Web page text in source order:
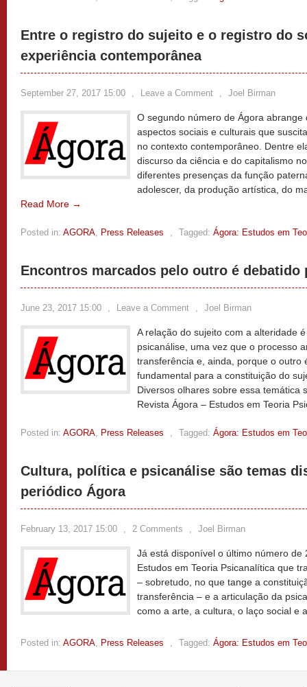
Entre o registro do sujeito e o registro do
experiência contemporânea
September 27, 2017 15:00 , Leave a Comment , Joel Birman
O segundo número de Ágora
aspectos sociais e culturais que
no contexto contemporâneo. Dentre
discurso da ciência e do capitalismo
diferentes presenças da função
adolescer, da produção artística, do
Read More →
Posted in: AGORA, Press Releases , Tagged: Ágora: Estudos em
Encontros marcados pelo outro é debatido
June 23, 2017 15:00 , Leave a Comment , Joel Birman
A relação do sujeito com a alteridade
psicanálise, uma vez que o processo
transferência e, ainda, porque o outro
fundamental para a constituição do
Diversos olhares sobre essa temática
Revista Ágora – Estudos em Teoria
Posted in: AGORA, Press Releases , Tagged: Ágora: Estudos em
Cultura, política e psicanálise são temas
periódico Ágora
February 13, 2017 15:00 , 2 Comments , Joel Birman
Já está disponível o último número de
Estudos em Teoria Psicanalítica que
– sobretudo, no que tange a
transferência – e a articulação da
como a arte, a cultura, o laço social e
Posted in: AGORA, Press Releases , Tagged: Ágora: Estudos em